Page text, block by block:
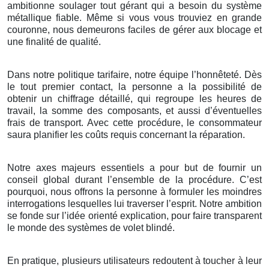
ambitionne soulager tout gérant qui a besoin du système
métallique fiable. Même si vous vous trouviez en grande
couronne, nous demeurons faciles de gérer aux blocage et
une finalité de qualité.
Dans notre politique tarifaire, notre équipe l’honnêteté. Dès
le tout premier contact, la personne a la possibilité de
obtenir un chiffrage détaillé, qui regroupe les heures de
travail, la somme des composants, et aussi d’éventuelles
frais de transport. Avec cette procédure, le consommateur
saura planifier les coûts requis concernant la réparation.
Notre axes majeurs essentiels a pour but de fournir un
conseil global durant l’ensemble de la procédure. C’est
pourquoi, nous offrons la personne à formuler les moindres
interrogations lesquelles lui traverser l’esprit. Notre ambition
se fonde sur l’idée orienté explication, pour faire transparent
le monde des systèmes de volet blindé.
En pratique, plusieurs utilisateurs redoutent à toucher à leur